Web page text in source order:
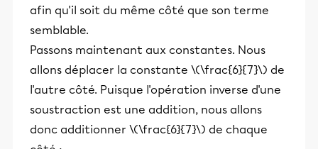
afin qu'il soit du même côté que son terme
semblable.
Passons maintenant aux constantes. Nous
allons déplacer la constante \(\frac{6}{7}\) de
l'autre côté. Puisque l'opération inverse d'une
soustraction est une addition, nous allons
donc additionner \(\frac{6}{7}\) de chaque